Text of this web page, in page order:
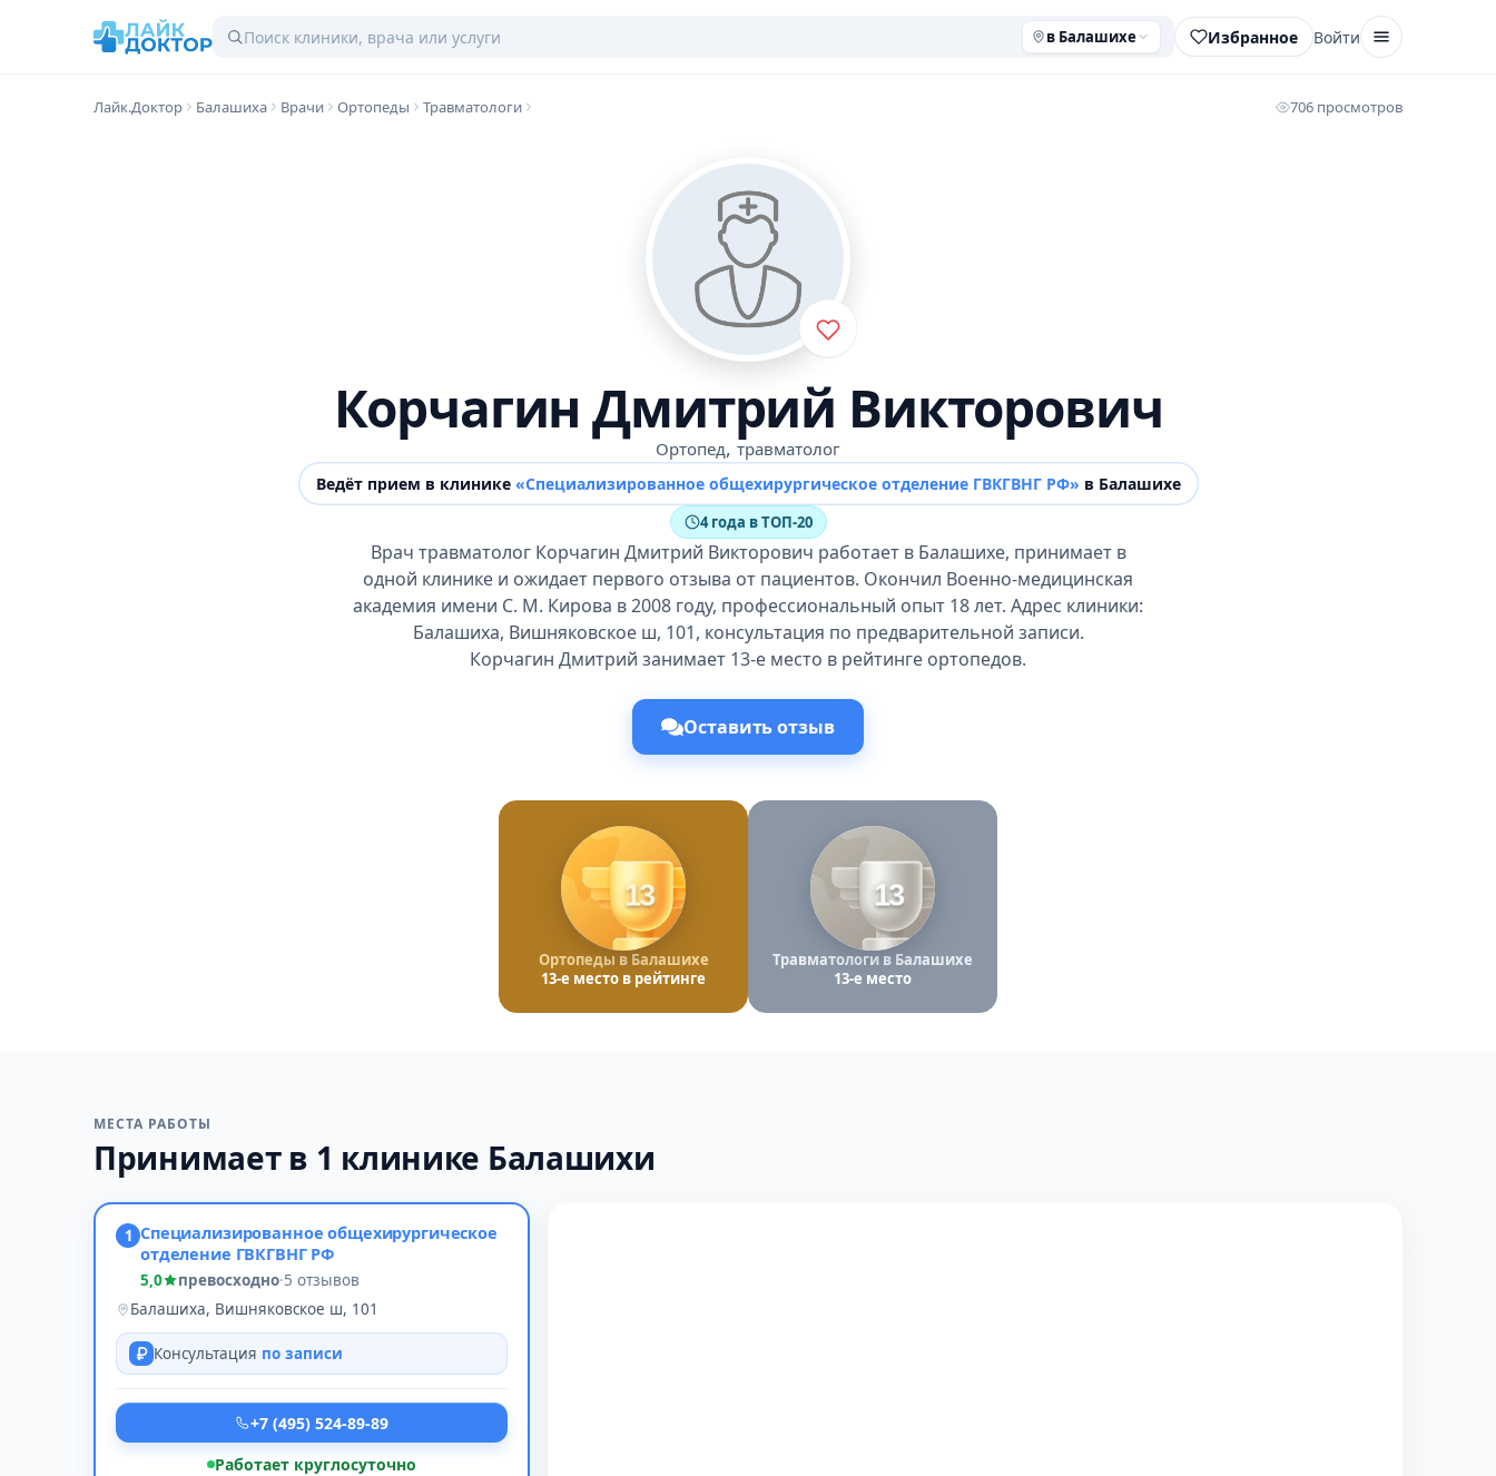
в Балашихе Избранное Войти
Лайк.Доктор Балашиха Врачи Ортопеды Травматологи 706 просмотров
Корчагин Дмитрий Викторович
Ортопед, травматолог
Ведёт прием в клинике «Специализированное общехирургическое отделение ГВКГВНГ РФ» в Балашихе
4 года в ТОП-20
Врач травматолог Корчагин Дмитрий Викторович работает в Балашихе, принимает в
одной клинике и ожидает первого отзыва от пациентов. Окончил Военно-медицинская
академия имени С. М. Кирова в 2008 году, профессиональный опыт 18 лет. Адрес клиники:
Балашиха, Вишняковское ш, 101, консультация по предварительной записи.
Корчагин Дмитрий занимает 13-е место в рейтинге ортопедов.
Оставить отзыв
13
Ортопеды в Балашихе
13-е место в рейтинге
13
Травматологи в Балашихе
13-е место
МЕСТА РАБОТЫ
Принимает в 1 клинике Балашихи
1 Специализированное общехирургическое
отделение ГВКГВНГ РФ
5,0 превосходно·5 отзывов
Балашиха, Вишняковское ш, 101
Консультация по записи
+7 (495) 524-89-89
Работает круглосуточно